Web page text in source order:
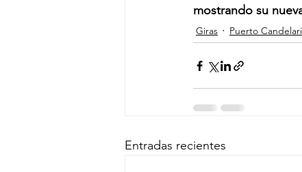
mostrando su
Giras Puerto
Entradas recientes